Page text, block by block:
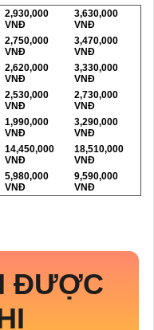
2,930,000
VNĐ
3,630,000
VNĐ
2,750,000
VNĐ
3,470,000
VNĐ
2,620,000
VNĐ
3,330,000
VNĐ
2,530,000
VNĐ
2,730,000
VNĐ
1,990,000
VNĐ
3,290,000
VNĐ
14,450,000
VNĐ
18,510,000
VNĐ
5,980,000
VNĐ
9,590,000
VNĐ
ĐƯỢC